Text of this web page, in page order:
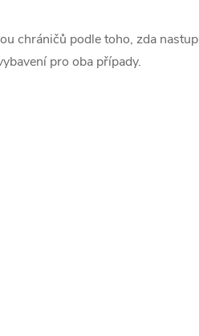
chráničů podle toho, zda
pro oba případy.